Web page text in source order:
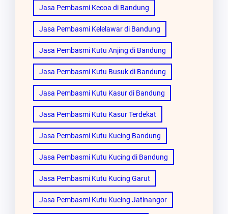
Jasa Pembasmi Kecoa di Bandung
Jasa Pembasmi Kelelawar di Bandung
Jasa Pembasmi Kutu Anjing di Bandung
Jasa Pembasmi Kutu Busuk di Bandung
Jasa Pembasmi Kutu Kasur di Bandung
Jasa Pembasmi Kutu Kasur Terdekat
Jasa Pembasmi Kutu Kucing Bandung
Jasa Pembasmi Kutu Kucing di Bandung
Jasa Pembasmi Kutu Kucing Garut
Jasa Pembasmi Kutu Kucing Jatinangor